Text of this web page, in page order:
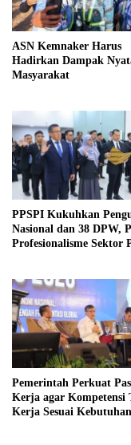
ASN Kemnaker Harus
Hadirkan Dampak
Masyarakat
PPSPI Kukuhkan
Nasional dan 38 DPW,
Profesionalisme Sektor
Pemerintah Perkuat
Kerja agar Kompetensi
Kerja Sesuai Kebutuhan